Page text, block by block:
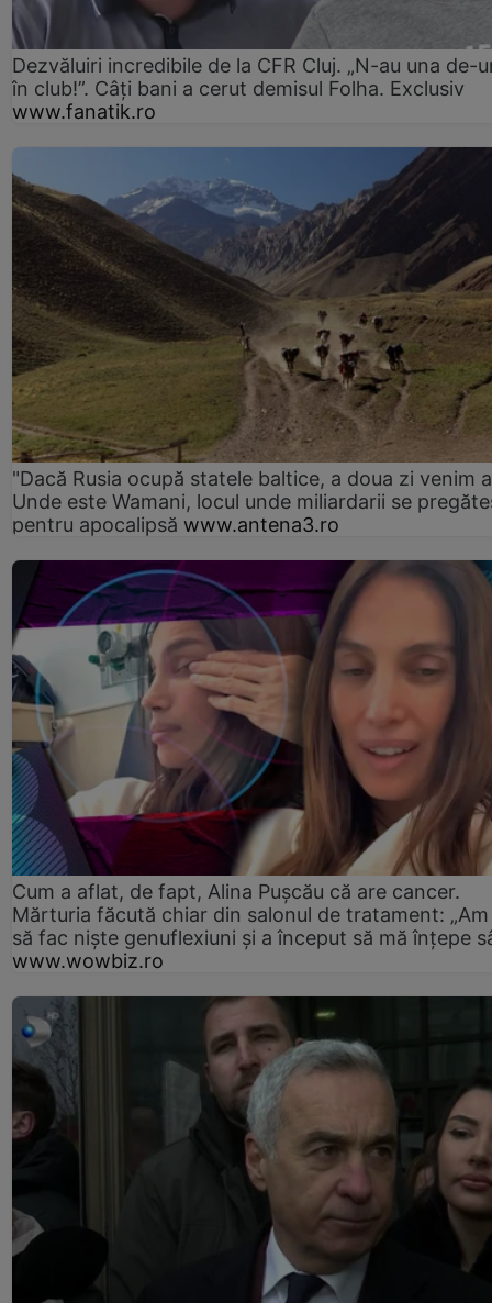
Dezvăluiri incredibile de la CFR Cluj. „N-au una de-
în club!”. Câți bani a cerut demisul Folha. Exclusiv
www.fanatik.ro
"Dacă Rusia ocupă statele baltice, a doua zi venim
Unde este Wamani, locul unde miliardarii se
pentru apocalipsă www.antena3.ro
Cum a aflat, de fapt, Alina Pușcău că are cancer.
Mărturia făcută chiar din salonul de tratament:
să fac niște genuflexiuni și a început să mă înțepe
www.wowbiz.ro